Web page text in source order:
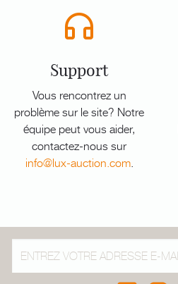
Support
Vous rencontrez un
problème sur le site? Notre
équipe peut vous aider,
contactez-nous sur
info@lux-auction.com.